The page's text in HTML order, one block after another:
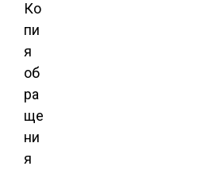
Ко
пи
я
об
ра
ще
ни
я